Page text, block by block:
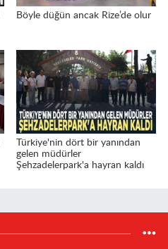
Böyle düğün ancak Rize’de olur
Türkiye'nin dört bir yanından
gelen müdürler
Şehzadelerpark'a hayran kaldı